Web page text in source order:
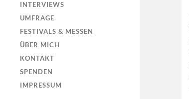
INTERVIEWS
UMFRAGE
FESTIVALS & MESSEN
ÜBER MICH
KONTAKT
SPENDEN
IMPRESSUM